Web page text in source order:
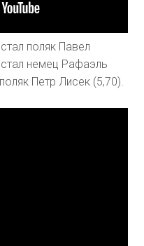
поляк Павел
немец Рафаэль
Петр Лисек (5,70).